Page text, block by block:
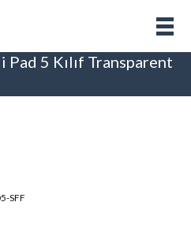
5 Kılıf Transparent
SFF